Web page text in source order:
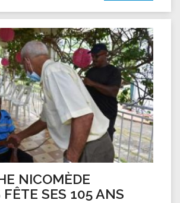
NICOMÈDE
SES 105 ANS